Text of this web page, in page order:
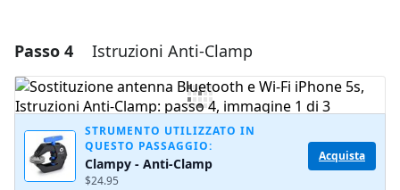
Aggiungi un commento
Aggiungi Commento
Annulla Pubblica commento
Passo 4 Istruzioni Anti-Clamp
STRUMENTO UTILIZZATO IN
QUESTO PASSAGGIO:
Clampy - Anti-Clamp
$24.95
Acquista